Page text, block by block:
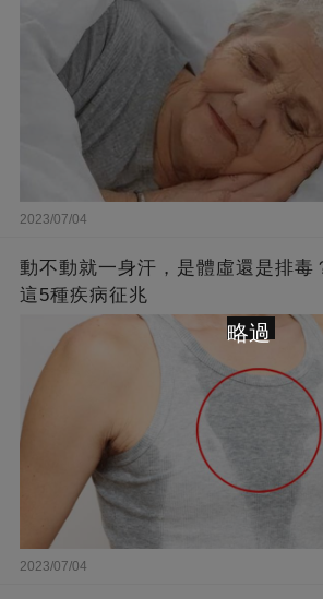
2023/07/04
動不動就一身汗，是體虛還是排毒
這5種疾病征兆
2023/07/04
略過